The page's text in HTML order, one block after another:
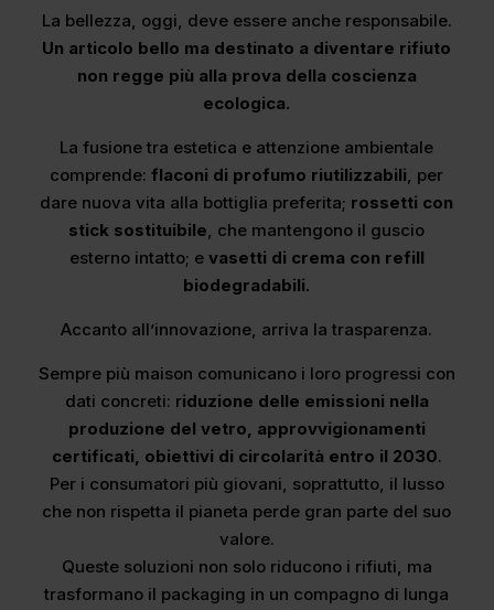
La bellezza, oggi, deve essere anche responsabile.
Un articolo bello ma destinato a diventare rifiuto
non regge più alla prova della coscienza
ecologica.
La fusione tra estetica e attenzione ambientale
comprende:flaconi di profumo riutilizzabili, per
dare nuova vita alla bottiglia preferita; rossetti con
stick sostituibile, che mantengono il guscio
esterno intatto; e vasetti di crema con refill
biodegradabili.
Accanto all’innovazione, arriva la trasparenza.
Sempre più maison comunicano i loro progressi con
dati concreti: riduzione delle emissioni nella
produzione del vetro, approvvigionamenti
certificati, obiettivi di circolarità entro il 2030.
Per i consumatori più giovani, soprattutto, il lusso
che non rispetta il pianeta perde gran parte del suo
valore.
Queste soluzioni non solo riducono i rifiuti, ma
trasformano il packaging in un compagno di lunga